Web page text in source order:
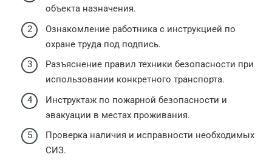
объекта назначения.
Ознакомление работника с инструкцией по
охране труда под подпись.
Разъяснение правил техники безопасности при
использовании конкретного транспорта.
Инструктаж по пожарной безопасности и
эвакуации в местах проживания.
Проверка наличия и исправности необходимых
СИЗ.